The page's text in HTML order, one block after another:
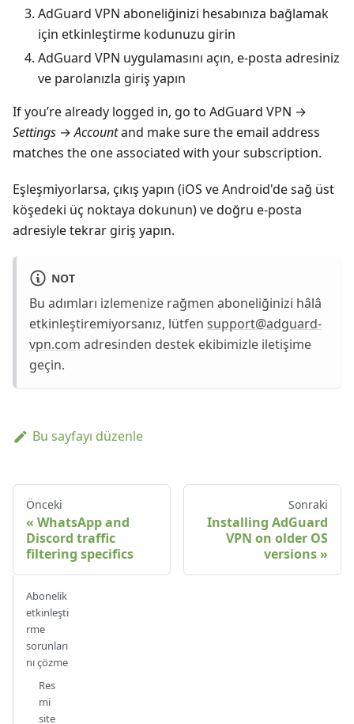
AdGuard VPN aboneliğinizi hesabınıza bağlamak
için etkinleştirme kodunuzu girin
AdGuard VPN uygulamasını açın, e-posta adresiniz
ve parolanızla giriş yapın
If youʼre already logged in, go to AdGuard VPN →
Settings →Accountand make sure the email address
matches the one associated with your subscription.
Eşleşmiyorlarsa, çıkış yapın (iOS ve Android'de sağ üst
köşedeki üç noktaya dokunun) ve doğru e-posta
adresiyle tekrar giriş yapın.
NOT
Bu adımları izlemenize rağmen aboneliğinizi hâlâ
etkinleştiremiyorsanız, lütfen support@adguard-
vpn.com adresinden destek ekibimizle iletişime
geçin.
Bu sayfayı düzenle
Önceki
WhatsApp and
Discord traffic
filtering specifics
Sonraki
Installing AdGuard
VPN on older OS
versions
Abonelik
etkinleşti
rme
sorunları
nı çözme
Res
mi
site